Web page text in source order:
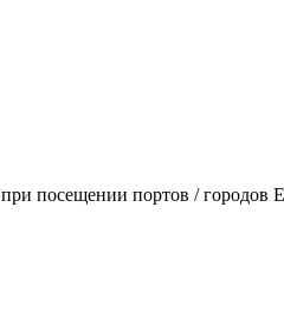
посещении портов / городов